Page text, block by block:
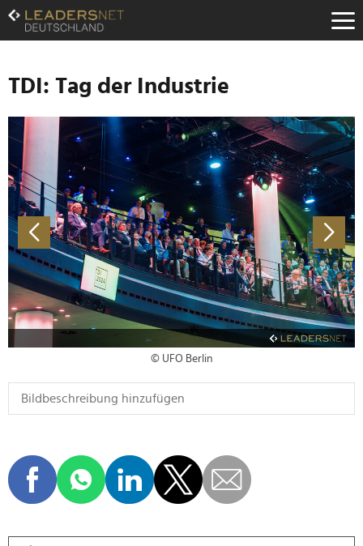
Zum
Inhalt
Zur
Navigation
Zur
Hauptnavigation
TDI: Tag der Industrie
© UFO Berlin